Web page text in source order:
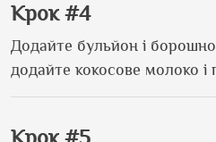
Крок #4
Додайте бульйон і борошно
додайте кокосове молоко і
Крок #5